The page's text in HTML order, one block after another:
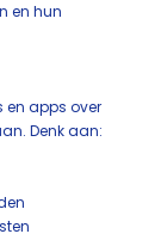
en hun
en apps over
Denk aan: